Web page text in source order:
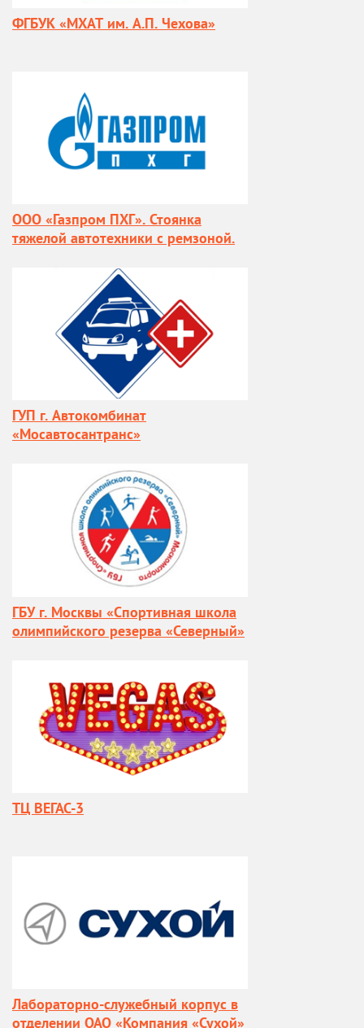
ФГБУК «МХАТ им. А.П. Чехова»
ООО «Газпром ПХГ». Стоянка
тяжелой автотехники с ремзоной.
ГУП г. Автокомбинат
«Мосавтосантранс»
ГБУ г. Москвы «Спортивная школа
олимпийского резерва «Северный»
ТЦ ВЕГАС-3
Лабораторно-служебный корпус в
отделении ОАО «Компания «Сухой»